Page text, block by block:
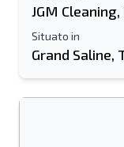
JGM Cleaning,
Situato in
Grand Saline,